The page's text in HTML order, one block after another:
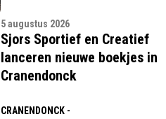
5 augustus 2026
Sjors Sportief en Creatief
lanceren nieuwe boekjes in
Cranendonck
CRANENDONCK -